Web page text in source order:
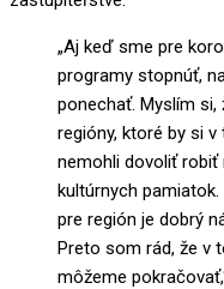
„Aj keď sme pre
programy stopnúť,
ponechať. Myslím
regióny, ktoré by si
nemohli dovoliť robiť
kultúrnych pamiatok.
pre región je dobrý
Preto som rád, že v
môžeme pokračovať